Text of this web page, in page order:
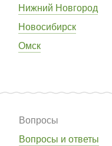
Нижний Новгород
Новосибирск
Омск
Вопросы
Вопросы и ответы